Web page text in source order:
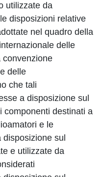
utilizzate da
disposizioni relative
nel quadro della
delle
convenzione
delle
che tali
a disposizione sul
componenti destinati a
e le
sul
e utilizzate da